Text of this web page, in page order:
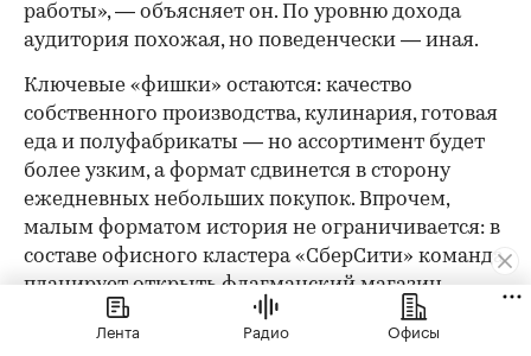
работы», — объясняет он. По уровню дохода
аудитория похожая, но поведенчески — иная.
Ключевые «фишки» остаются: качество
собственного производства, кулинария, готовая
еда и полуфабрикаты — но ассортимент будет
более узким, а формат сдвинется в сторону
ежедневных небольших покупок. Впрочем,
малым форматом история не ограничивается: в
составе офисного кластера «СберСити» команда
планирует открыть флагманский магазин
площадью 2000 кв. м.
Лента Радио Офисы